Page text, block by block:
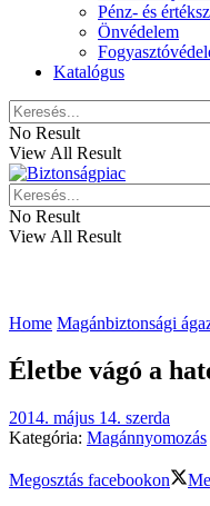
Pénz- és
Önvédelem
Katalógus
No Result
View All Result
No Result
View All Result
Home Magánbiztonsági
Életbe vágó a
2014. május 14. szerda
Kategória: Magánnyomozás
Megosztás facebookon